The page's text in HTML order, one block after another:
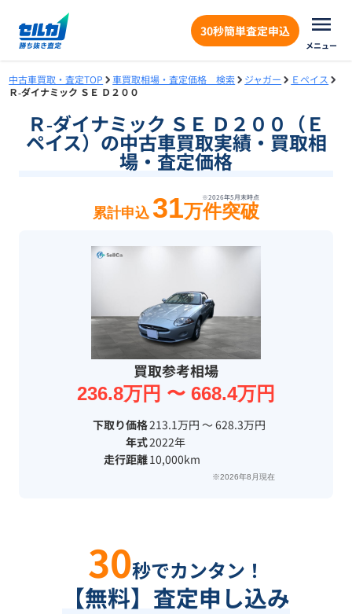
30秒簡単査定申込
メニュー
中古車買取・査定TOP 車買取相場・査定価格 検索 ジャガー
Ｅペイス
Ｒ‐ダイナミック ＳＥ Ｄ２００
Ｒ‐ダイナミック ＳＥ Ｄ２００（Ｅ
ペイス）の中古車買取実績・買取相
場・査定価格
※2026年5月末時点
累計申込 31万件突破
買取参考相場
236.8万円 〜 668.4万円
下取り価格213.1万円 〜 628.3万円
年式2022年
走行距離10,000km
※2026年8月現在
30秒でカンタン！
【無料】査定申し込み